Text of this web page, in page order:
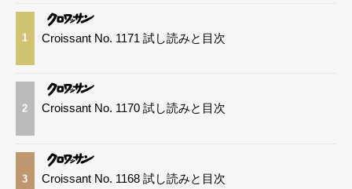
1 Croissant No. 1171 試し読みと目次
2 Croissant No. 1170 試し読みと目次
3 Croissant No. 1168 試し読みと目次